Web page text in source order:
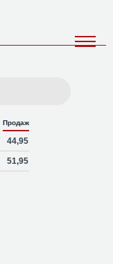
Продаж
44,95
51,95